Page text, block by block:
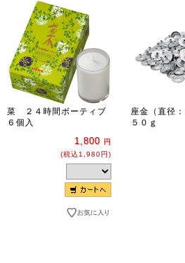
菜 ２４時間ボーティブ
６個入
1,800 円
(税込1,980円)
座金（直径
５０ｇ